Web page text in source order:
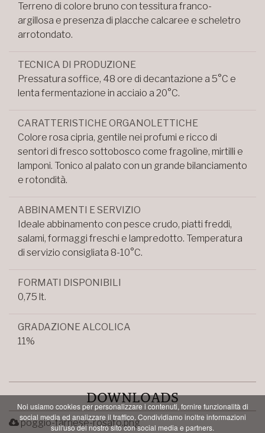
Terreno di colore bruno con tessitura franco-
argillosa e presenza di placche calcaree e scheletro
arrotondato.
TECNICA DI PRODUZIONE
Pressatura soffice, 48 ore di decantazione a 5°C e
lenta fermentazione in acciaio a 20°C.
CARATTERISTICHE ORGANOLETTICHE
Colore rosa cipria, gentile nei profumi e ricco di
sentori di fresco sottobosco come fragoline, mirtilli e
lamponi. Tonico al palato con un grande bilanciamento
e rotondità.
ABBINAMENTI E SERVIZIO
Ideale abbinamento con pesce crudo, piatti freddi,
salami, formaggi freschi e lampredotto. Temperatura
di servizio consigliata 8-10°C.
FORMATI DISPONIBILI
0,75 lt.
GRADAZIONE ALCOLICA
11%
DOWNLOADS
poggio-farnese-rosato.png
Noi usiamo cookies per personalizzare i contenuti, fornire funzionalità di
social media ed analizzare il traffico. Condividiamo inoltre informazioni
sull'uso del nostro sito con social media e partners.